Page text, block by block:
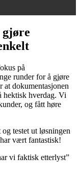
gjøre
på
runder for å gjøre
dokumentasjonen
hektisk hverdag. Vi
og fått høre
testet ut løsningen
vært fantastisk!
vi faktisk etterlyst”